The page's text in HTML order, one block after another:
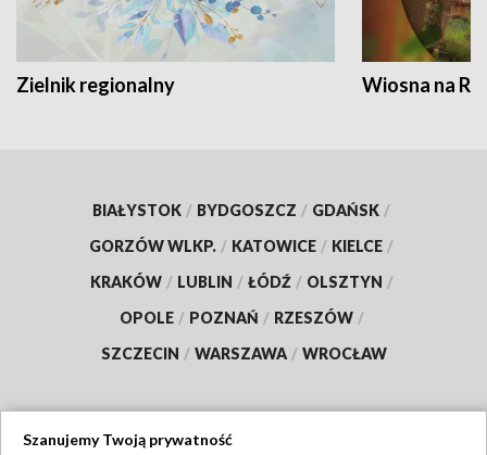
Zielnik regionalny Wiosna na
BIAŁYSTOK / BYDGOSZCZ / GDAŃSK /
GORZÓW WLKP. / KATOWICE / KIELCE /
KRAKÓW / LUBLIN / ŁÓDŹ / OLSZTYN /
OPOLE / POZNAŃ / RZESZÓW /
SZCZECIN / WARSZAWA / WROCŁAW
Szanujemy Twoją prywatność